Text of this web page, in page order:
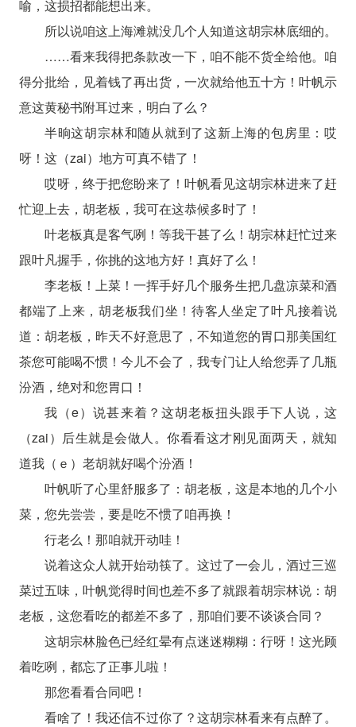
喻，这损招都能想出来。
所以说咱这上海滩就没几个人知道这胡宗林底细的。
……看来我得把条款改一下，咱不能不货全给他。咱
得分批给，见着钱了再出货，一次就给他五十方！叶帆示
意这黄秘书附耳过来，明白了么？
半晌这胡宗林和随从就到了这新上海的包房里：哎
呀！这（zai）地方可真不错了！
哎呀，终于把您盼来了！叶帆看见这胡宗林进来了赶
忙迎上去，胡老板，我可在这恭候多时了！
叶老板真是客气咧！等我干甚了么！胡宗林赶忙过来
跟叶凡握手，你挑的这地方好！真好了么！
李老板！上菜！一挥手好几个服务生把几盘凉菜和酒
都端了上来，胡老板我们坐！待客人坐定了叶凡接着说
道：胡老板，昨天不好意思了，不知道您的胃口那美国红
茶您可能喝不惯！今儿不会了，我专门让人给您弄了几瓶
汾酒，绝对和您胃口！
我（e）说甚来着？这胡老板扭头跟手下人说，这
（zai）后生就是会做人。你看看这才刚见面两天，就知
道我（ｅ）老胡就好喝个汾酒！
叶帆听了心里舒服多了：胡老板，这是本地的几个小
菜，您先尝尝，要是吃不惯了咱再换！
行老么！那咱就开动哇！
说着这众人就开始动筷了。这过了一会儿，酒过三巡
菜过五味，叶帆觉得时间也差不多了就跟着胡宗林说：胡
老板，这您看吃的都差不多了，那咱们要不谈谈合同？
这胡宗林脸色已经红晕有点迷迷糊糊：行呀！这光顾
着吃咧，都忘了正事儿啦！
那您看看合同吧！
看啥了！我还信不过你了？这胡宗林看来有点醉了。